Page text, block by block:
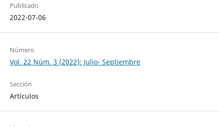
Publicado
2022-07-06
Número
Vol. 22 Núm. 3 (2022): Julio- Septiembre
Sección
Artículos